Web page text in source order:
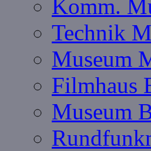
Komm.
Technik
Museum
Filmhaus
Museum